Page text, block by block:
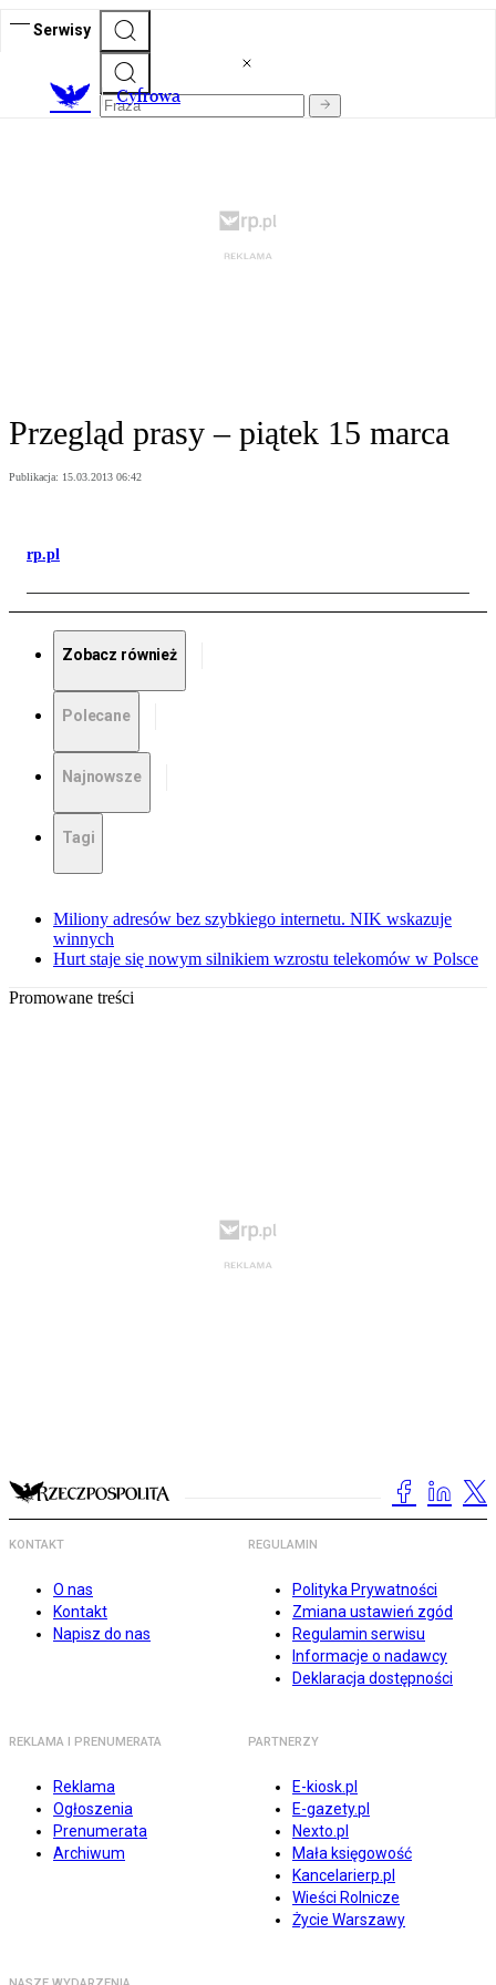
Serwisy
Cyfrowa
Przegląd prasy – piątek 15 marca
Publikacja: 15.03.2013 06:42
rp.pl
Zobacz również
Polecane
Najnowsze
Tagi
Miliony adresów bez szybkiego internetu. NIK wskazuje
winnych
Hurt staje się nowym silnikiem wzrostu telekomów w Polsce
Promowane treści
KONTAKT
O nas
Kontakt
Napisz do nas
REGULAMIN
Polityka Prywatności
Zmiana ustawień zgód
Regulamin serwisu
Informacje o nadawcy
Deklaracja dostępności
REKLAMA I PRENUMERATA
Reklama
Ogłoszenia
Prenumerata
Archiwum
PARTNERZY
E-kiosk.pl
E-gazety.pl
Nexto.pl
Mała księgowość
Kancelarierp.pl
Wieści Rolnicze
Życie Warszawy